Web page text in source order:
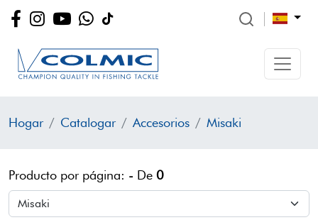
Hogar Catalogar Accesorios Misaki
Producto por página: - De 0